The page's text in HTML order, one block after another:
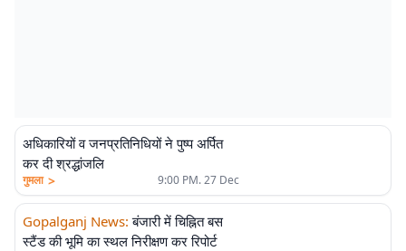
अधिकारियों व जनप्रतिनिधियों ने पुष्प अर्पित
कर दी श्रद्धांजलि
गुमला > 9:00 PM. 27 Dec
Gopalganj News: बंजारी में चिह्नित बस
स्टैंड की भूमि का स्थल निरीक्षण कर रिपोर्ट